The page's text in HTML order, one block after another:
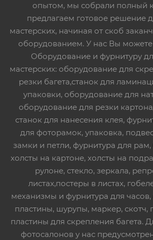
опытом, мы собрали полный
предлагаем готовое решение
мастерских, начиная от скоб
оборудованием. У нас Вы можете
Оборудование и фурнитуру
мастерских: оборудование для
резки багета,станок для
упаковки, оборудование для
оборудование для резки
станок для нанесения клея,
для фоторамок, упаковка,
замки и петли, фурнитура для рам,
холсты на картоне, холсты на
рулоне, стекло, зеркала,
листах,постеры в листах,
механизмы и фурнитура для
пластины, шурупы, маркер, скотч,
пластины для скрепления багета.
фотосалонов у нас